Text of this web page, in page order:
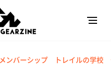
メンバーシップ トレイルの学校